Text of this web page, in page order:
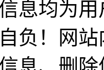
息均为
负！网